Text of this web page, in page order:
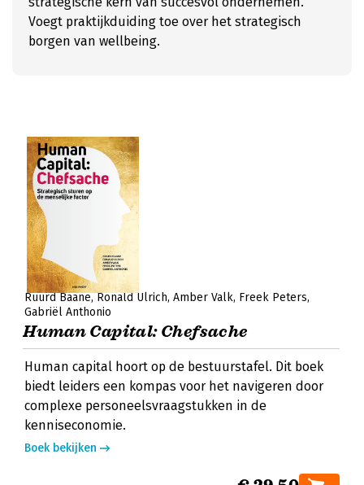
Voegt praktijkduiding toe over het strategisch
borgen van wellbeing.
Ruurd Baane Ronald Ulrich Amber Valk Freek Peters
Gabriël Anthonio
Human Capital: Chefsache
Human capital hoort op de bestuurstafel. Dit boek
biedt leiders een kompas voor het navigeren door
complexe personeelsvraagstukken in de
kenniseconomie.
Boek bekijken